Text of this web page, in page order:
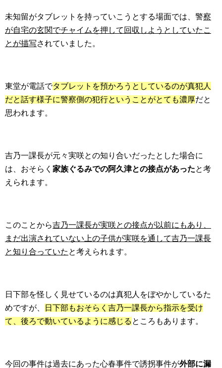
未知留がタブレットを持っていこうとする場面では、警察
が自宅の玄関でチャイムを押して回収しようとしていたこ
とが描写されていました。
東堂が電話でタブレットを預かろうとしているのが真犯人
だと話す様子に警察側の犯行ということがとても濃厚だと
思われます。
吉乃一課長が元々実咲との知り合いだったとした場合に
は、おそらく 家族ぐるみでの阿久津との接点があったと考
えられます。
このことから吉乃一課長が実咲との接点が以前にもあり、
まだ出演されていない上の子供が実咲を通して吉乃一課長
と知り合っていた と考えられます。
日下部を怪しく見せているのは真犯人をぼやかしているた
めですが、
日下部もおそらく吉乃一課長から指示を受け
て、後ろで動いているように感じる ところもあります。
今回の事件は過去にあった心春事件で誘拐事件が外部に漏